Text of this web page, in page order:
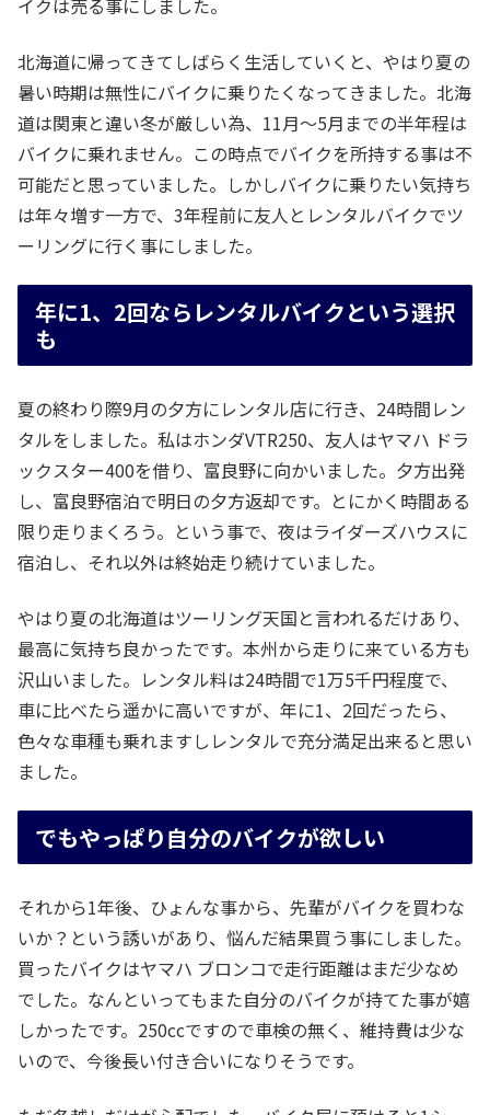
イクは売る事にしました。
北海道に帰ってきてしばらく生活していくと、やはり夏の
暑い時期は無性にバイクに乗りたくなってきました。北海
道は関東と違い冬が厳しい為、11月～5月までの半年程は
バイクに乗れません。この時点でバイクを所持する事は不
可能だと思っていました。しかしバイクに乗りたい気持ち
は年々増す一方で、3年程前に友人とレンタルバイクでツ
ーリングに行く事にしました。
年に1、2回ならレンタルバイクという選択
も
夏の終わり際9月の夕方にレンタル店に行き、24時間レン
タルをしました。私はホンダVTR250、友人はヤマハ ドラ
ックスター400を借り、富良野に向かいました。夕方出発
し、富良野宿泊で明日の夕方返却です。とにかく時間ある
限り走りまくろう。という事で、夜はライダーズハウスに
宿泊し、それ以外は終始走り続けていました。
やはり夏の北海道はツーリング天国と言われるだけあり、
最高に気持ち良かったです。本州から走りに来ている方も
沢山いました。レンタル料は24時間で1万5千円程度で、
車に比べたら遥かに高いですが、年に1、2回だったら、
色々な車種も乗れますしレンタルで充分満足出来ると思い
ました。
でもやっぱり自分のバイクが欲しい
それから1年後、ひょんな事から、先輩がバイクを買わな
いか？という誘いがあり、悩んだ結果買う事にしました。
買ったバイクはヤマハ ブロンコで走行距離はまだ少なめ
でした。なんといってもまた自分のバイクが持てた事が嬉
しかったです。250ccですので車検の無く、維持費は少な
いので、今後長い付き合いになりそうです。